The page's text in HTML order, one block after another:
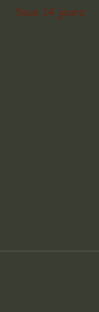
Sous 14 jours